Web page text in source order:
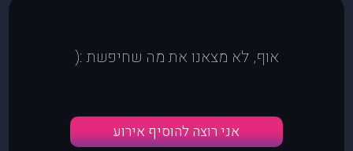
אוף, לא מצאנו את מה שחיפשת :(
אני רוצה להוסיף אירוע